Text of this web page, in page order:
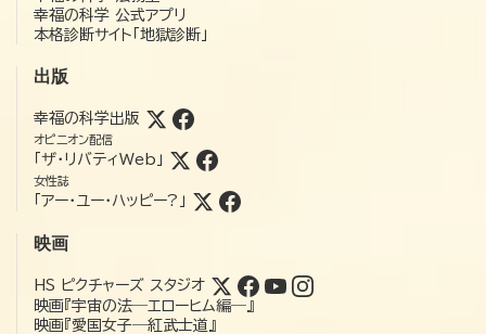
幸福の科学 公式アプリ
本格診断サイト「地獄診断」
出版
幸福の科学出版
オピニオン配信
「ザ・リバティWeb」
女性誌
「アー・ユー・ハッピー?」
映画
HS ピクチャーズ スタジオ
映画『宇宙の法―エローヒム編―』
映画『愛国女子―紅武士道』